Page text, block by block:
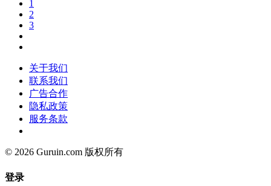
1
2
3
关于我们
联系我们
广告合作
隐私政策
服务条款
© 2026 Guruin.com 版权所有
登录